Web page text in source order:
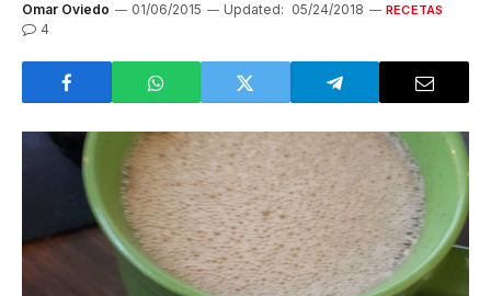
Omar Oviedo 01/06/2015 Updated: 05/24/2018 RECETAS
4